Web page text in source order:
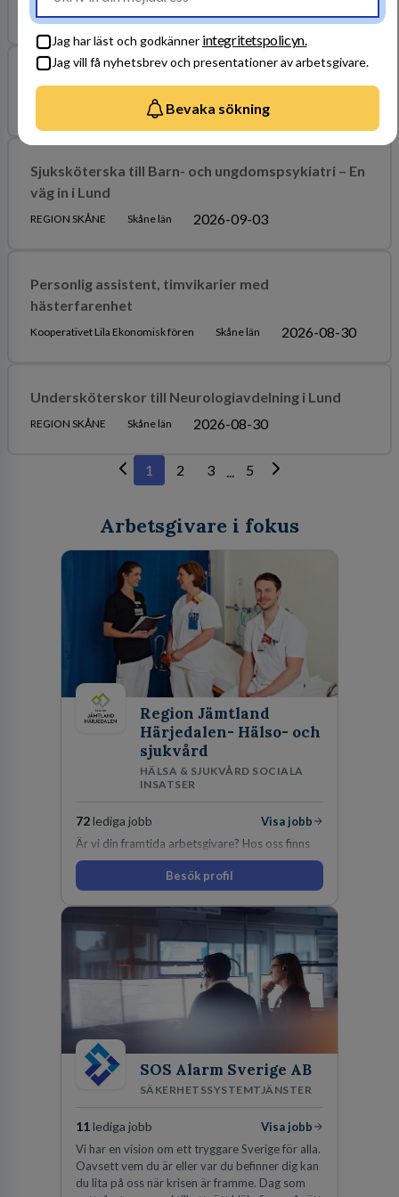
Jag har läst och godkänner integritetspolicyn.
Jag vill få nyhetsbrev och presentationer av arbetsgivare.
Bevaka sökning
Ekens Assistans AB Skåne län 2026-08-21
Skåne län 2026-09-04
Sjuksköterska till Barn- och ungdomspsykiatri – En
väg in i Lund
REGION SKÅNE Skåne län 2026-09-03
Personlig assistent, timvikarier med
hästerfarenhet
Kooperativet Lila Ekonomisk fören Skåne län 2026-08-30
Undersköterskor till Neurologiavdelning i Lund
REGION SKÅNE Skåne län 2026-08-30
1 2 3 ... 5
Arbetsgivare i fokus
Region Jämtland
Härjedalen- Hälso- och
sjukvård
HÄLSA & SJUKVÅRD SOCIALA
INSATSER
72lediga jobb
Visa jobb
Är vi din framtida arbetsgivare? Hos oss finns
engagemang, vilja och hjärta. Här uppmuntras
du alltid till utveckling! Vårt forskningsklimat är
oförskämt bra. Erfarna och engagerande
medarbetare gör att utvecklingen hos oss går i
snabb takt. Här hittar du en av landets mest
spännande arbetsplatser!
Besök profil
SOS Alarm Sverige AB
SÄKERHETSSYSTEMTJÄNSTER
11lediga jobb
Visa jobb
Vi har en vision om ett tryggare Sverige för alla.
Oavsett vem du är eller var du befinner dig kan
du lita på oss när krisen är framme. Dag som